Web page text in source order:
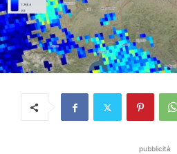
pubblicità